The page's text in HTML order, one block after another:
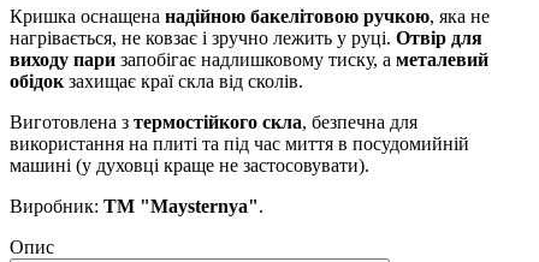
Кришка оснащена надійною бакелітовою ручкою, яка не
нагрівається, не ковзає і зручно лежить у руці. Отвір для
виходу пари запобігає надлишковому тиску, а металевий
обідок захищає краї скла від сколів.
Виготовлена з термостійкого скла, безпечна для
використання на плиті та під час миття в посудомийній
машині (у духовці краще не застосовувати).
Виробник: ТМ "Maysternya".
Опис